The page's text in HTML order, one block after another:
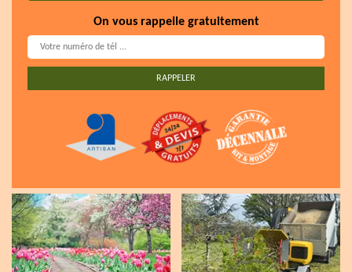
On vous rappelle gratuitement